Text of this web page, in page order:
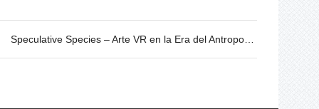
Speculative Species – Arte VR en la Era del Antropoceno. 20/06 @19h